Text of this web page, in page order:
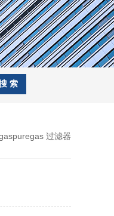
过滤器